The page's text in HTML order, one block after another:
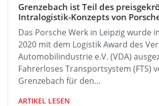
Grenzebach ist Teil des
Intralogistik-Konzepts von
Das Porsche Werk in Leipzig wurde
2020 mit dem Logistik Award des
Automobilindustrie e.V. (VDA)
Fahrerloses Transportsystem (FTS)
Grenzebach für den…
ARTIKEL LESEN